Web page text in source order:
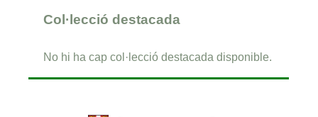
Col·lecció destacada
No hi ha cap col·lecció destacada disponible.